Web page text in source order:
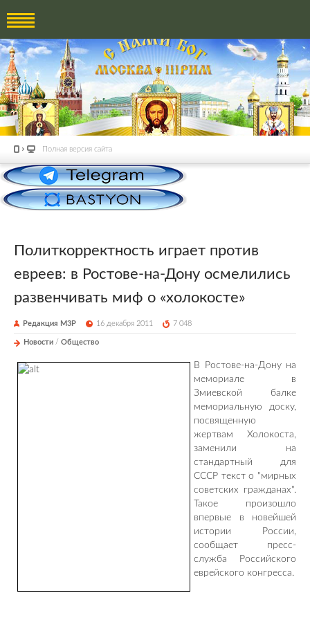
Полная версия сайта
Политкорректность играет против
евреев: в Ростове-на-Дону осмелились
развенчивать миф о «холокосте»
Редакция М3Р 16 декабря 2011 7 048
Новости / Общество
В Ростове-на-Дону на
мемориале в
Змиевской балке
мемориальную доску,
посвященную
жертвам Холокоста,
заменили на
стандартный для
СССР текст о "мирных
советских гражданах".
Такое произошло
впервые в новейшей
истории России,
сообщает пресс-
служба Российского
еврейского конгресса.